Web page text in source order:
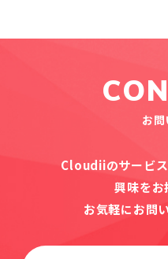
お
Cloudiiのサービ
興味をお
お気軽にお問